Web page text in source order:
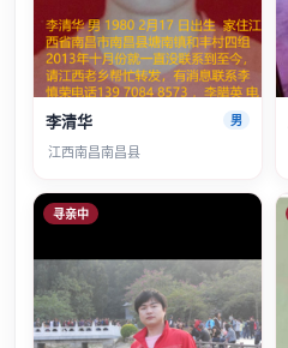
李清华 男
江西南昌南昌县
寻亲中